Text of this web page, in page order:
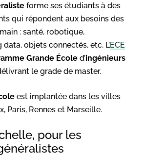
forme ses étudiants à des
qui répondent aux besoins des
: santé, robotique,
objets connectés, etc. L’ECE
Grande École d’ingénieurs
le grade de master.
est implantée dans les villes
Paris, Rennes et Marseille.
pour les